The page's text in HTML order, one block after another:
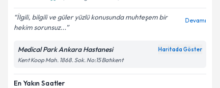
Kişisel verilerimin işlenmesine ilişkinAydınlatma
Metni'ni okudum ve kişisel verilerimin belirtilen
İlgili, bilgili ve güler yüzlü konusunda muhteşem bir
hekim sorunsuz...
Devamı
Medical Park Ankara Hastanesi Haritada Göster
Kent Koop Mah. 1868. Sok. No:15 Batıkent
En Yakın Saatler